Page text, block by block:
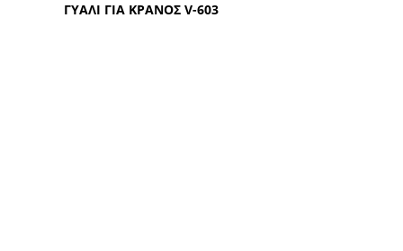
ΚΡΑΝΟΣ V-603